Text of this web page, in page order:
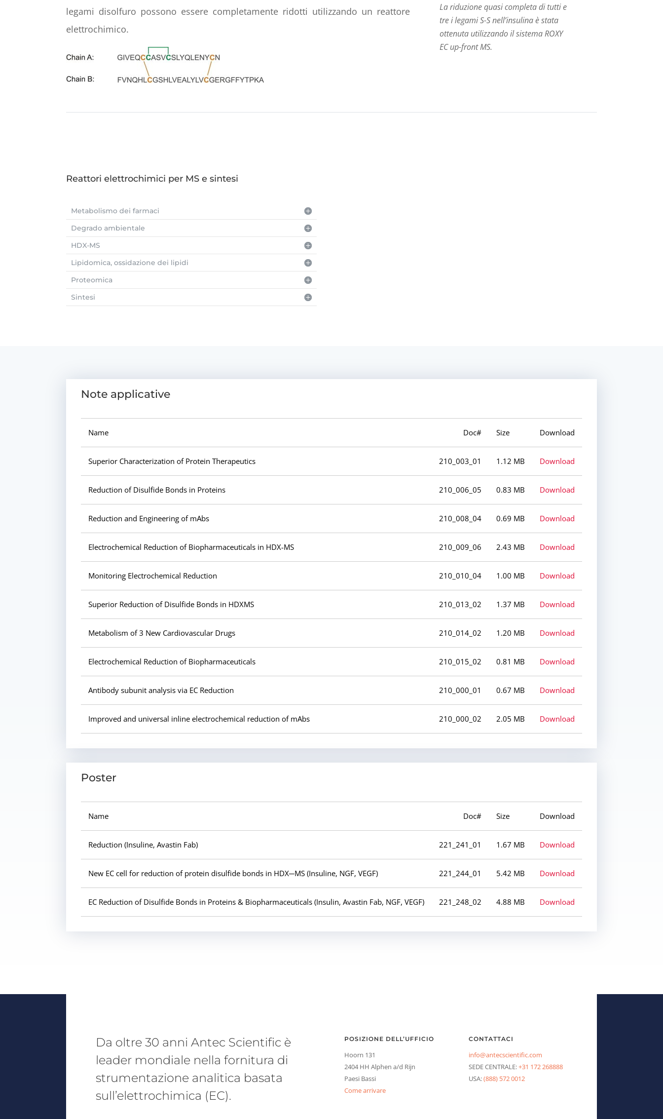
legami disolfuro possono essere completamente ridotti utilizzando un reattore
elettrochimico.
La riduzione quasi completa di tutti e
tre i legami S-S nell’insulina è stata
ottenuta utilizzando il sistema ROXY
EC up-front MS.
Reattori elettrochimici per MS e sintesi
Metabolismo dei farmaci
Degrado ambientale
HDX-MS
Lipidomica, ossidazione dei lipidi
Proteomica
Sintesi
Note applicative
Name Doc# Size Download
Superior Characterization of Protein Therapeutics 210_003_01 1.12 MB Download
Reduction of Disulfide Bonds in Proteins 210_006_05 0.83 MB Download
Reduction and Engineering of mAbs 210_008_04 0.69 MB Download
Electrochemical Reduction of Biopharmaceuticals in HDX-MS 210_009_06 2.43 MB Download
Monitoring Electrochemical Reduction 210_010_04 1.00 MB Download
Superior Reduction of Disulfide Bonds in HDXMS 210_013_02 1.37 MB Download
Metabolism of 3 New Cardiovascular Drugs 210_014_02 1.20 MB Download
Electrochemical Reduction of Biopharmaceuticals 210_015_02 0.81 MB Download
Antibody subunit analysis via EC Reduction 210_000_01 0.67 MB Download
Improved and universal inline electrochemical reduction of mAbs 210_000_02 2.05 MB Download
Poster
Name Doc# Size Download
Reduction (Insuline, Avastin Fab) 221_241_01 1.67 MB Download
New EC cell for reduction of protein disulfide bonds in HDX─MS (Insuline, NGF, VEGF) 221_244_01 5.42 MB Download
EC Reduction of Disulfide Bonds in Proteins & Biopharmaceuticals (Insulin, Avastin Fab, NGF, VEGF) 221_248_02 4.88 MB Download
Da oltre 30 anni Antec Scientific è
leader mondiale nella fornitura di
strumentazione analitica basata
sull’elettrochimica (EC).
POSIZIONE DELL’UFFICIO
Hoorn 131
2404 HH Alphen a/d Rijn
Paesi Bassi
Come arrivare
CONTATTACI
info@antecscientific.com
SEDE CENTRALE:+31 172 268888
USA:(888) 572 0012